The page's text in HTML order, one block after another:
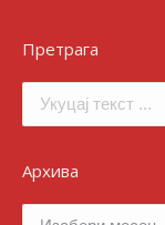
Претрага
Архива